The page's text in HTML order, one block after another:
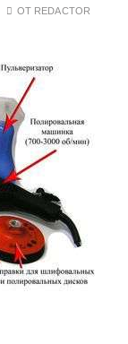
ОТ REDACTOR